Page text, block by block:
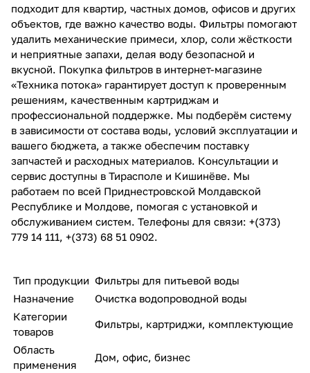
подходит для квартир, частных домов, офисов и других
объектов, где важно качество воды. Фильтры помогают
удалить механические примеси, хлор, соли жёсткости
и неприятные запахи, делая воду безопасной и
вкусной. Покупка фильтров в интернет-магазине
«Техника потока» гарантирует доступ к проверенным
решениям, качественным картриджам и
профессиональной поддержке. Мы подберём систему
в зависимости от состава воды, условий эксплуатации и
вашего бюджета, а также обеспечим поставку
запчастей и расходных материалов. Консультации и
сервис доступны в Тирасполе и Кишинёве. Мы
работаем по всей Приднестровской Молдавской
Республике и Молдове, помогая с установкой и
обслуживанием систем. Телефоны для связи: +(373)
779 14 111, +(373) 68 51 0902.
Тип продукции Фильтры для питьевой воды
Назначение
Очистка водопроводной воды
Категории
товаров
Фильтры, картриджи, комплектующие
Область
применения
Дом, офис, бизнес